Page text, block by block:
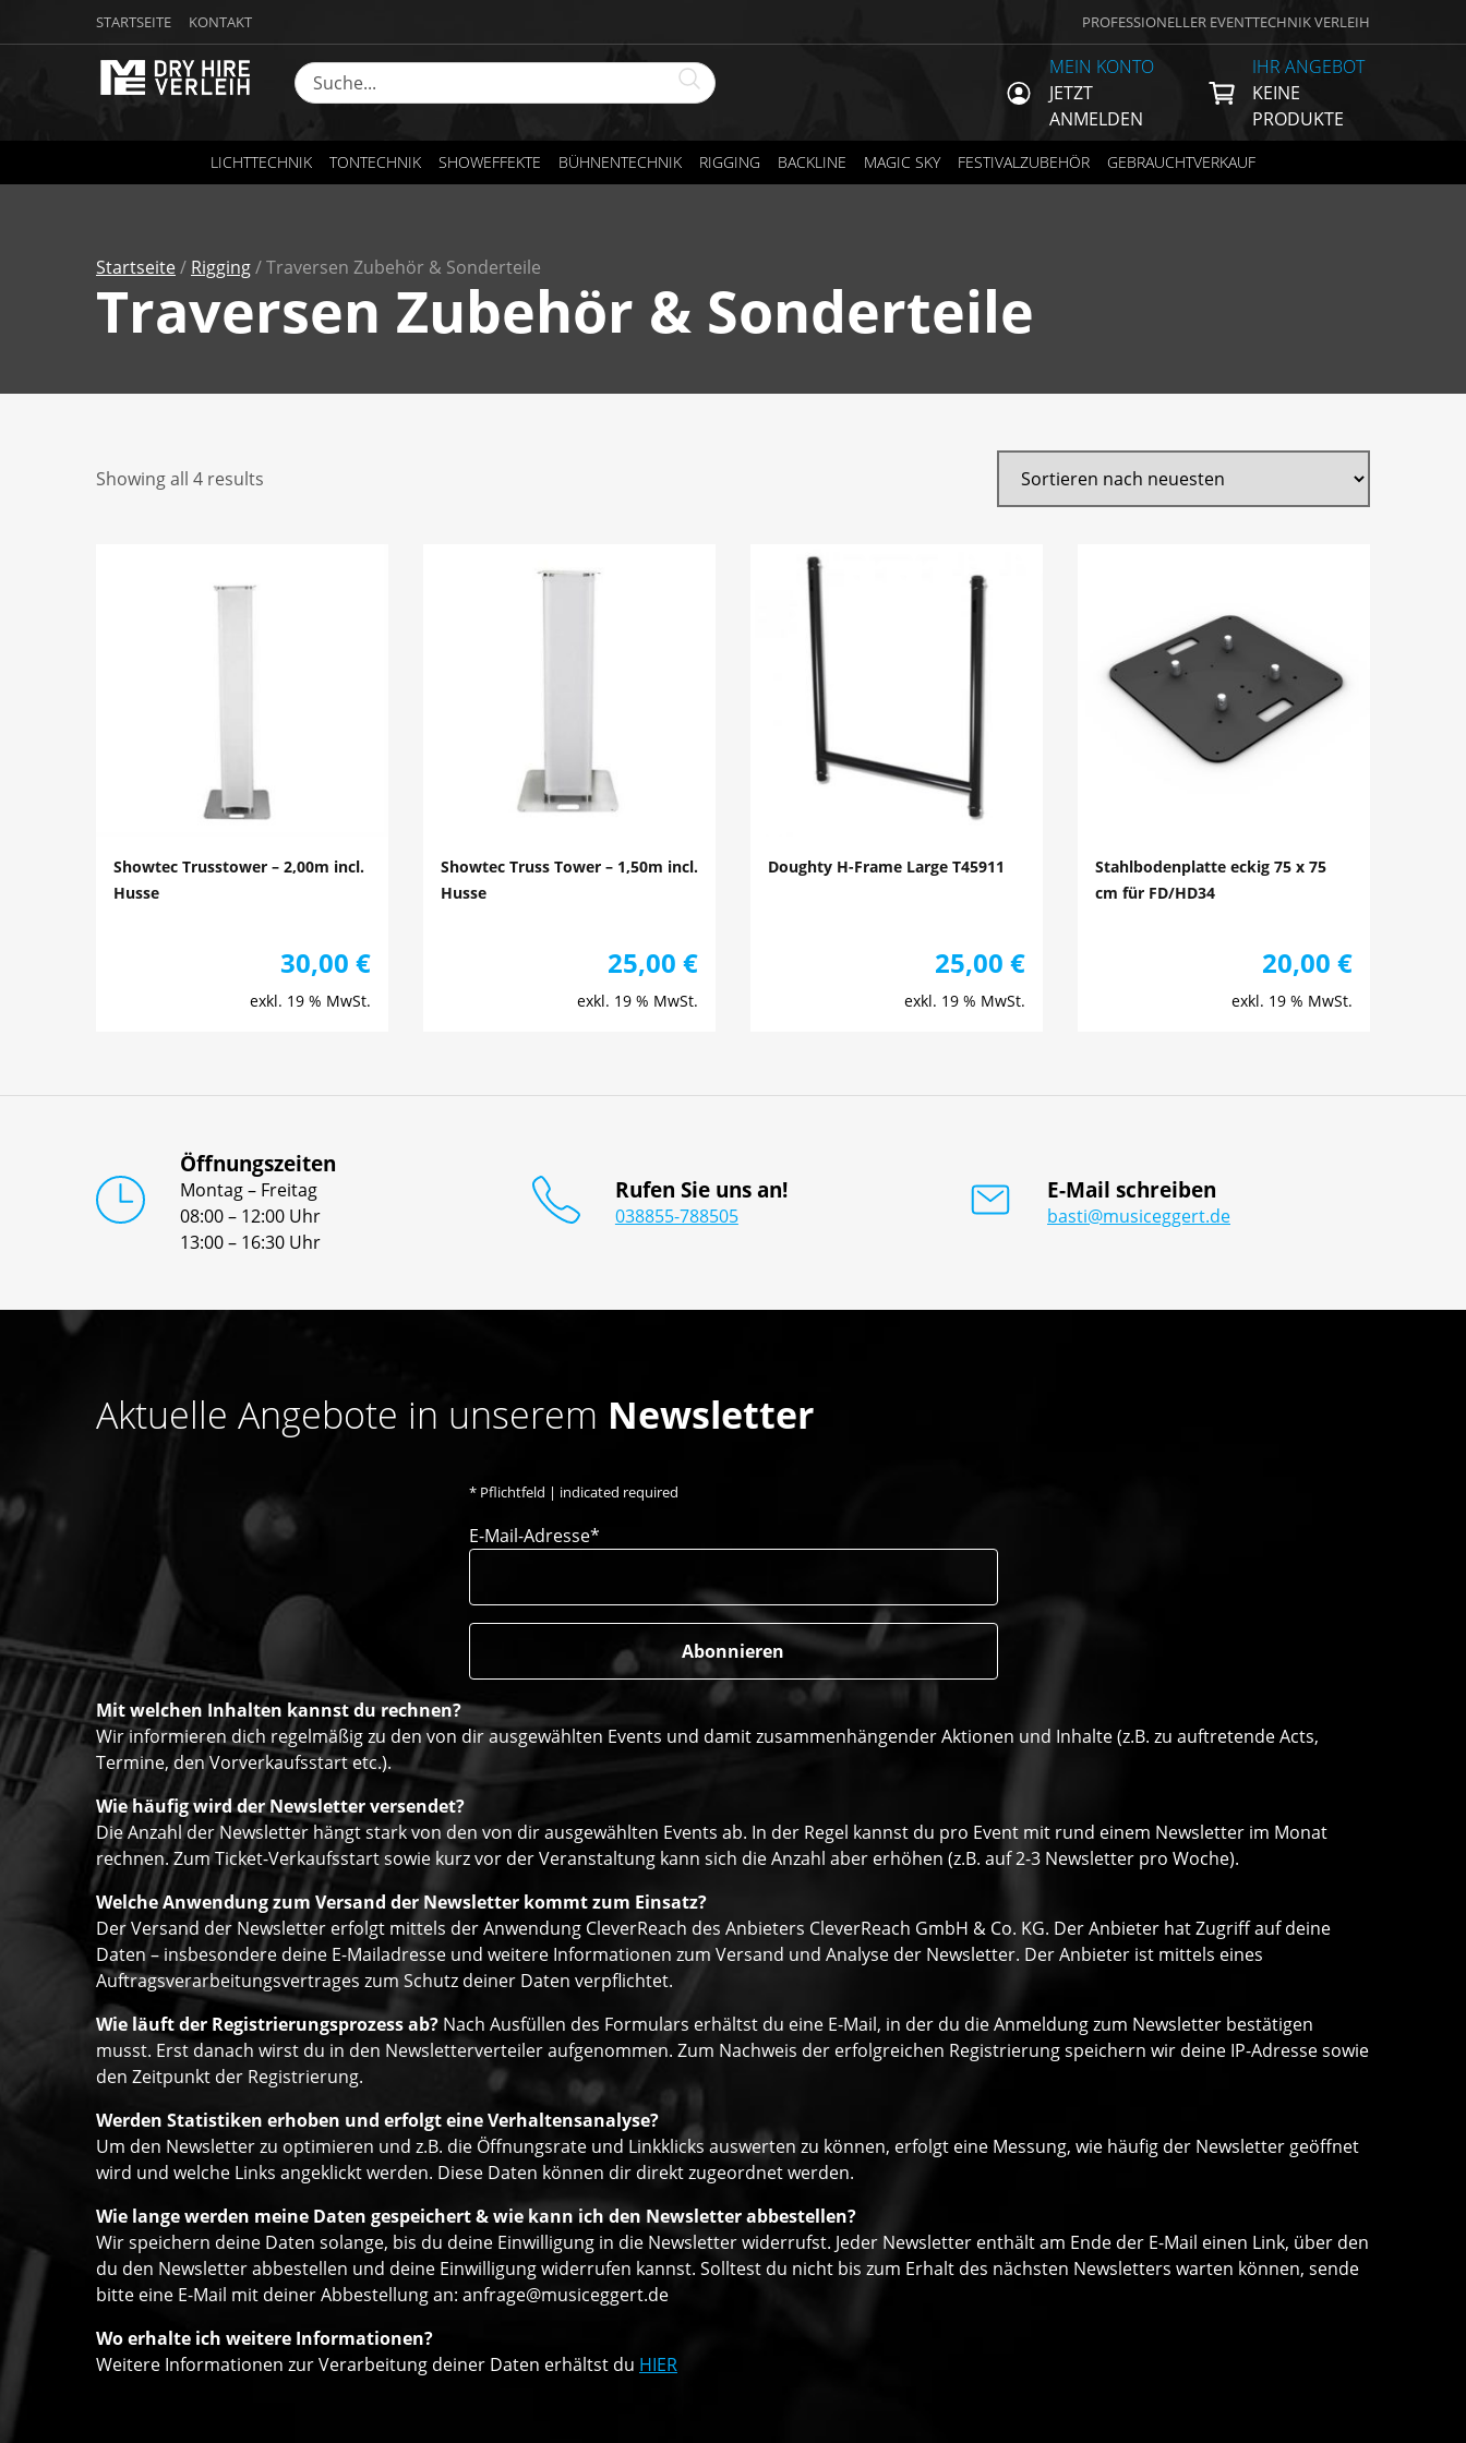
STARTSEITE KONTAKT PROFESSIONELLER EVENTTECHNIK VERLEIH
MEIN KONTO
JETZT
ANMELDEN
IHR ANGEBOT
KEINE
PRODUKTE
LICHTTECHNIK TONTECHNIK SHOWEFFEKTE BÜHNENTECHNIK RIGGING BACKLINE MAGIC SKY FESTIVALZUBEHÖR GEBRAUCHTVERKAUF
Startseite/ Rigging/ Traversen Zubehör & Sonderteile
Traversen Zubehör & Sonderteile
Showing all 4 results
Showtec Trusstower – 2,00m incl.
Husse
30,00 €
exkl. 19 % MwSt.
Showtec Truss Tower – 1,50m incl.
Husse
25,00 €
exkl. 19 % MwSt.
Doughty H-Frame Large T45911
25,00 €
exkl. 19 % MwSt.
Stahlbodenplatte eckig 75 x 75
cm für FD/HD34
20,00 €
exkl. 19 % MwSt.
Öffnungszeiten
Montag – Freitag
08:00 – 12:00 Uhr
13:00 – 16:30 Uhr
Rufen Sie uns an!
038855-788505
E-Mail schreiben
basti@musiceggert.de
Aktuelle Angebote in unserem Newsletter
*Pflichtfeld | indicated required
E-Mail-Adresse*
Mit welchen Inhalten kannst du rechnen?
Wir informieren dich regelmäßig zu den von dir ausgewählten Events und damit zusammenhängender Aktionen und Inhalte (z.B. zu auftretende Acts,
Termine, den Vorverkaufsstart etc.).
Wie häufig wird der Newsletter versendet?
Die Anzahl der Newsletter hängt stark von den von dir ausgewählten Events ab. In der Regel kannst du pro Event mit rund einem Newsletter im Monat
rechnen. Zum Ticket-Verkaufsstart sowie kurz vor der Veranstaltung kann sich die Anzahl aber erhöhen (z.B. auf 2-3 Newsletter pro Woche).
Welche Anwendung zum Versand der Newsletter kommt zum Einsatz?
Der Versand der Newsletter erfolgt mittels der Anwendung CleverReach des Anbieters CleverReach GmbH & Co. KG. Der Anbieter hat Zugriff auf deine
Daten – insbesondere deine E-Mailadresse und weitere Informationen zum Versand und Analyse der Newsletter. Der Anbieter ist mittels eines
Auftragsverarbeitungsvertrages zum Schutz deiner Daten verpflichtet.
Wie läuft der Registrierungsprozess ab? Nach Ausfüllen des Formulars erhältst du eine E-Mail, in der du die Anmeldung zum Newsletter bestätigen
musst. Erst danach wirst du in den Newsletterverteiler aufgenommen. Zum Nachweis der erfolgreichen Registrierung speichern wir deine IP-Adresse sowie
den Zeitpunkt der Registrierung.
Werden Statistiken erhoben und erfolgt eine Verhaltensanalyse?
Um den Newsletter zu optimieren und z.B. die Öffnungsrate und Linkklicks auswerten zu können, erfolgt eine Messung, wie häufig der Newsletter geöffnet
wird und welche Links angeklickt werden. Diese Daten können dir direkt zugeordnet werden.
Wie lange werden meine Daten gespeichert & wie kann ich den Newsletter abbestellen?
Wir speichern deine Daten solange, bis du deine Einwilligung in die Newsletter widerrufst. Jeder Newsletter enthält am Ende der E-Mail einen Link, über den
du den Newsletter abbestellen und deine Einwilligung widerrufen kannst. Solltest du nicht bis zum Erhalt des nächsten Newsletters warten können, sende
bitte eine E-Mail mit deiner Abbestellung an: anfrage@musiceggert.de
Wo erhalte ich weitere Informationen?
Weitere Informationen zur Verarbeitung deiner Daten erhältst du HIER